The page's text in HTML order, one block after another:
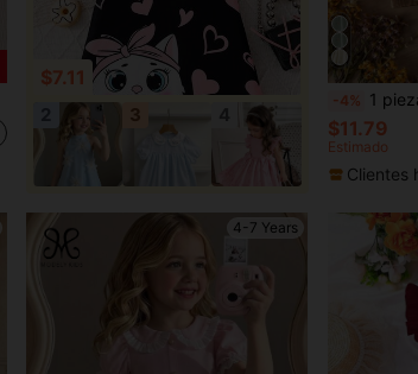
$7.11
-4% 1 pieza Vestido de
$11.79
Estimado
Clientes
4-7 Years